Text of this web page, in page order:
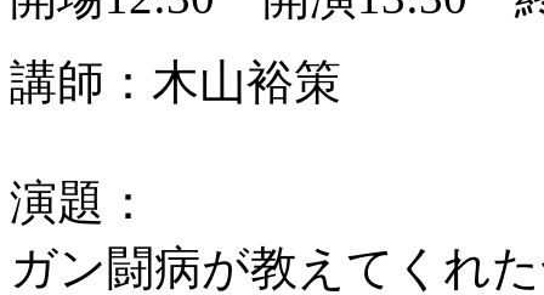
講師：木山裕策
演題：
ガン闘病が教えてくれ